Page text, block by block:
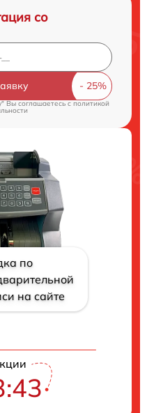
со
Вы соглашаетесь cполитикой
по
на сайте